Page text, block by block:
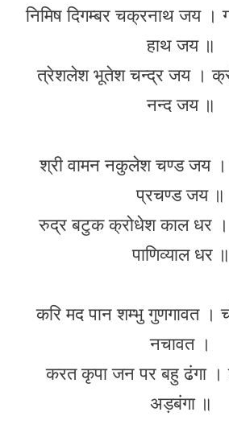
निमिष दिगम्बर चक्रनाथ जय
हाथ जय ॥
त्रेशलेश भूतेश चन्द्र जय ।
नन्द जय ॥
श्री वामन नकुलेश चण्ड जय ।
प्रचण्ड जय ॥
रुद्र बटुक क्रोधेश काल धर
पाणिव्याल धर ॥
करि मद पान शम्भु गुणगावत ।
नचावत ।
करत कृपा जन पर बहु ढंगा ।
अड़बंगा ॥